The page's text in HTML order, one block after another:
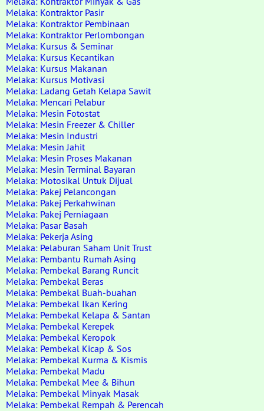
Melaka: Kontraktor Pasir
Melaka: Kontraktor Pembinaan
Melaka: Kontraktor Perlombongan
Melaka: Kursus & Seminar
Melaka: Kursus Kecantikan
Melaka: Kursus Makanan
Melaka: Kursus Motivasi
Melaka: Ladang Getah Kelapa Sawit
Melaka: Mencari Pelabur
Melaka: Mesin Fotostat
Melaka: Mesin Freezer & Chiller
Melaka: Mesin Industri
Melaka: Mesin Jahit
Melaka: Mesin Proses Makanan
Melaka: Mesin Terminal Bayaran
Melaka: Motosikal Untuk Dijual
Melaka: Pakej Pelancongan
Melaka: Pakej Perkahwinan
Melaka: Pakej Perniagaan
Melaka: Pasar Basah
Melaka: Pekerja Asing
Melaka: Pelaburan Saham Unit Trust
Melaka: Pembantu Rumah Asing
Melaka: Pembekal Barang Runcit
Melaka: Pembekal Beras
Melaka: Pembekal Buah-buahan
Melaka: Pembekal Ikan Kering
Melaka: Pembekal Kelapa & Santan
Melaka: Pembekal Kerepek
Melaka: Pembekal Keropok
Melaka: Pembekal Kicap & Sos
Melaka: Pembekal Kurma & Kismis
Melaka: Pembekal Madu
Melaka: Pembekal Mee & Bihun
Melaka: Pembekal Minyak Masak
Melaka: Pembekal Rempah & Perencah